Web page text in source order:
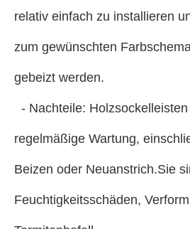
relativ einfach zu installieren
zum gewünschten
gebeizt werden.
- Nachteile:
regelmäßige Wartung,
Beizen oder Neuanstrich.Sie
Feuchtigkeitsschäden,